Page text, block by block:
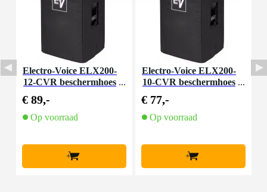
Electro-Voice ELX200-
12-CVR beschermhoes
€ 89,-
Op voorraad
+
Electro-Voice ELX200-
10-CVR beschermhoes
€ 77,-
Op voorraad
+